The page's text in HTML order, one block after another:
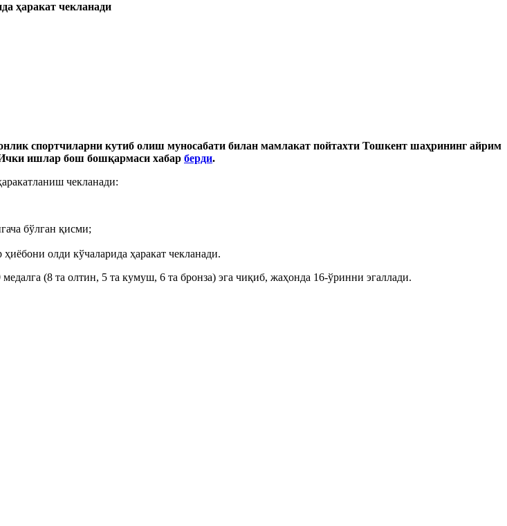
ҳаракат чекланади
спортчиларни кутиб олиш муносабати билан мамлакат пойтахти Тошкент шаҳрининг айрим
ишлар бош бошқармаси хабар берди.
чекланади:
бўлган қисми;
олди кўчаларида ҳаракат чекланади.
(8 та олтин, 5 та кумуш, 6 та бронза) эга чиқиб, жаҳонда 16-ўринни эгаллади.